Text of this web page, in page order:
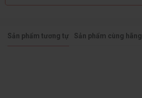
Sản phẩm tương tự Sản phẩm cùng hãng